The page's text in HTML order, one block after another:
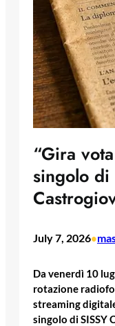
“Gira
singolo di
July 7, 2026•
Da venerdì 10
rotazione
streaming
singolo di SISSY